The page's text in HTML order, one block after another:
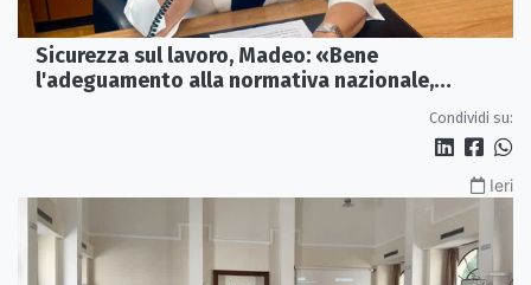
Sicurezza sul lavoro, Madeo: «Bene
l'adeguamento alla normativa nazionale,
Condividi su:
Ieri